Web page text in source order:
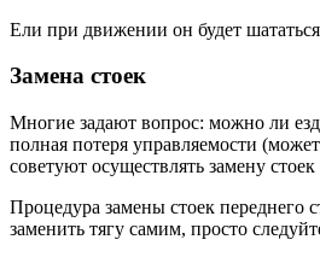
Ели при движении он будет
Замена стоек
Многие задают вопрос: можно ли
полная потеря управляемости
советуют осуществлять замену
Процедура замены стоек переднего
заменить тягу самим, просто